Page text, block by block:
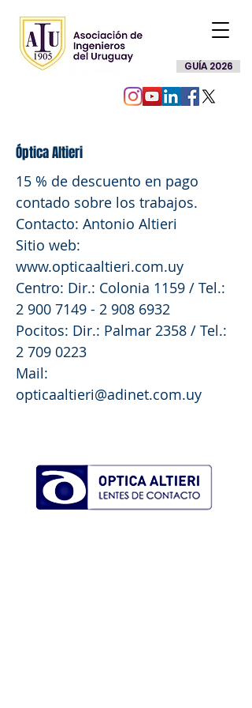
GUÍA 2026
Óptica Altieri
15 % de descuento en pago
contado sobre los trabajos.
Contacto: Antonio Altieri
Sitio web:
www.opticaaltieri.com.uy
Centro: Dir.: Colonia 1159 / Tel.:
2 900 7149 - 2 908 6932
Pocitos: Dir.: Palmar 2358 / Tel.:
2 709 0223
Mail:
opticaaltieri@adinet.com.uy